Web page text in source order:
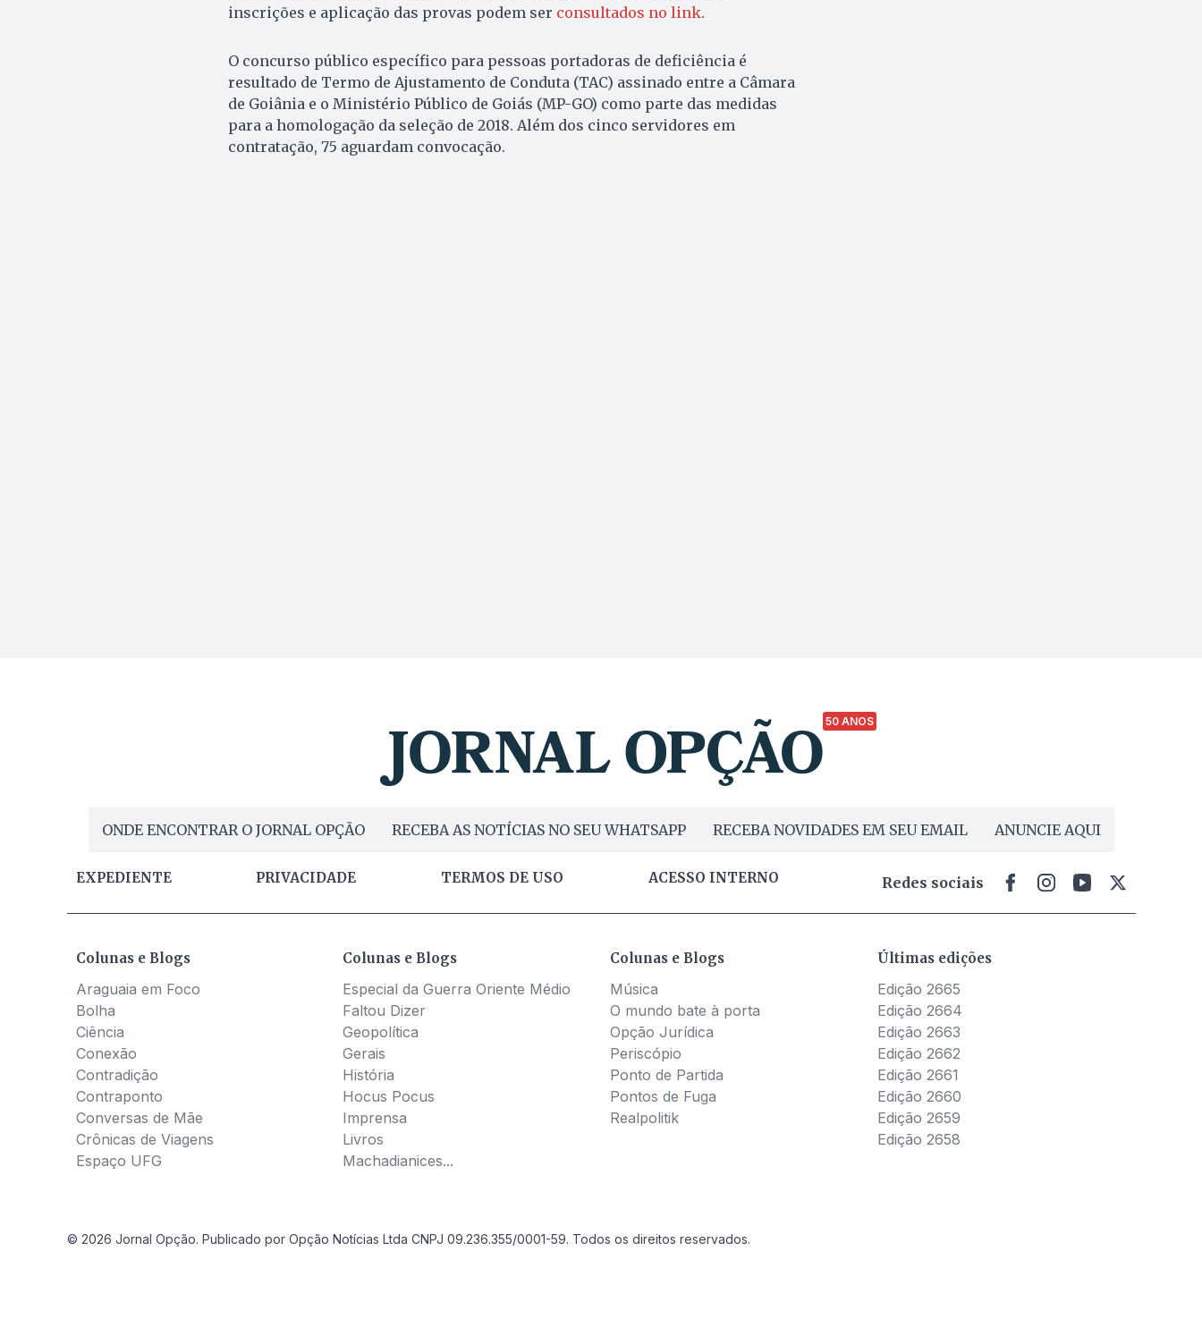
inscrições e aplicação das provas podem ser consultados no link.
O concurso público específico para pessoas portadoras de deficiência é
resultado de Termo de Ajustamento de Conduta (TAC) assinado entre a Câmara
de Goiânia e o Ministério Público de Goiás (MP-GO) como parte das medidas
para a homologação da seleção de 2018. Além dos cinco servidores em
contratação, 75 aguardam convocação.
50 ANOS
ONDE ENCONTRAR O JORNAL OPÇÃO RECEBA AS NOTÍCIAS NO SEU WHATSAPP RECEBA NOVIDADES EM SEU EMAIL ANUNCIE AQUI
EXPEDIENTE PRIVACIDADE TERMOS DE USO ACESSO INTERNO Redes sociais
Colunas e Blogs
Araguaia em Foco
Bolha
Ciência
Conexão
Contradição
Contraponto
Conversas de Mãe
Crônicas de Viagens
Espaço UFG
Colunas e Blogs
Especial da Guerra Oriente Médio
Faltou Dizer
Geopolítica
Gerais
História
Hocus Pocus
Imprensa
Livros
Machadianices...
Colunas e Blogs
Música
O mundo bate à porta
Opção Jurídica
Periscópio
Ponto de Partida
Pontos de Fuga
Realpolitik
Últimas edições
Edição 2665
Edição 2664
Edição 2663
Edição 2662
Edição 2661
Edição 2660
Edição 2659
Edição 2658
© 2026 Jornal Opção. Publicado por Opção Notícias Ltda CNPJ 09.236.355/0001-59. Todos os direitos reservados.